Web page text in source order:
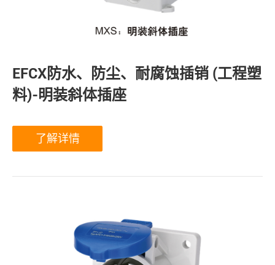
EFCX防水、防尘、耐腐蚀插销 (工程塑
料)-明装斜体插座
了解详情